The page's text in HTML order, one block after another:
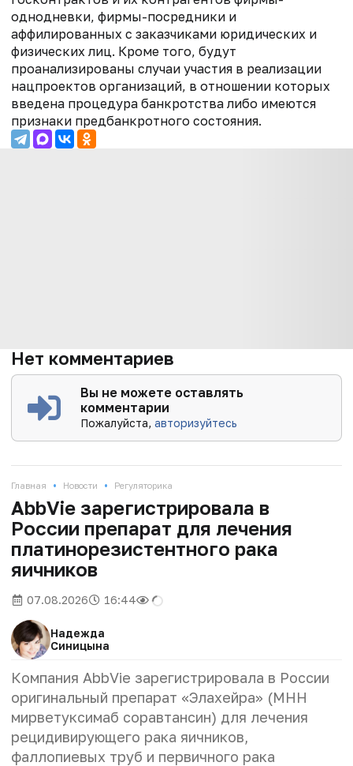
однодневки, фирмы-посредники и
аффилированных с заказчиками юридических и
физических лиц. Кроме того, будут
проанализированы случаи участия в реализации
нацпроектов организаций, в отношении которых
введена процедура банкротства либо имеются
признаки предбанкротного состояния.
Нет комментариев
Вы не можете оставлять
комментарии
Пожалуйста,авторизуйтесь
Главная • Новости • Регуляторика
AbbVie зарегистрировала в
России препарат для лечения
платинорезистентного рака
яичников
07.08.2026 16:44
Надежда
Синицына
Компания AbbVie зарегистрировала в России
оригинальный препарат «Элахейра» (МНН
мирветуксимаб соравтансин) для лечения
рецидивирующего рака яичников,
фаллопиевых труб и первичного рака